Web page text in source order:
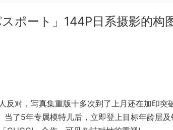
ポート」144P日系摄影的构
反对，写真集重版十多次到了上月还在加印突
了5年专属模特儿后，立即登上目标年龄层